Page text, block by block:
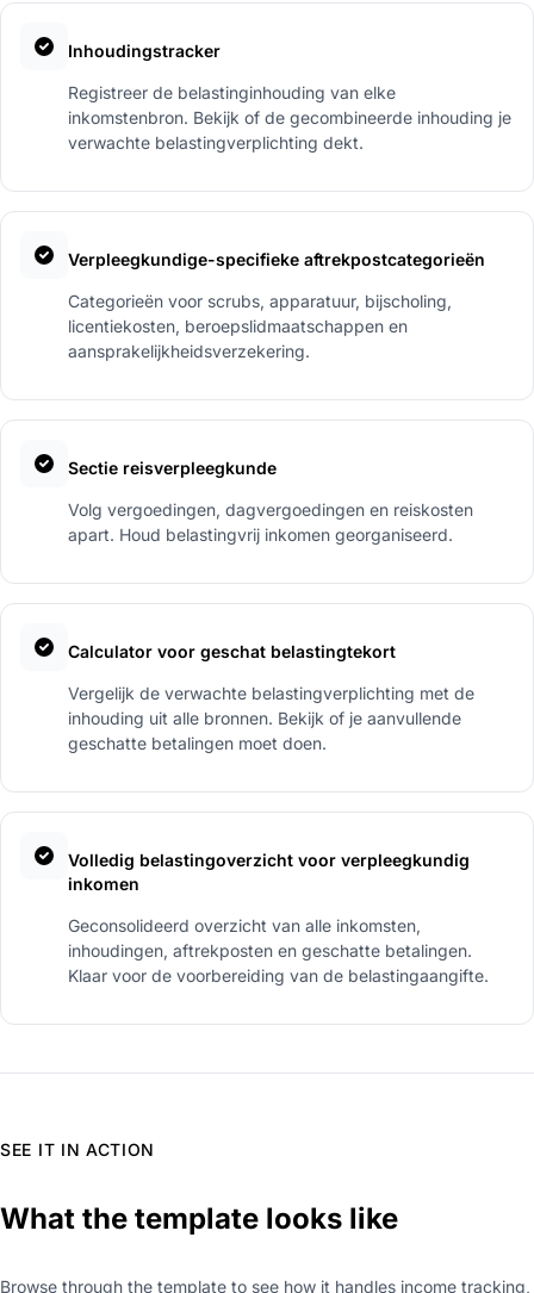
Inhoudingstracker
Registreer de belastinginhouding van elke
inkomstenbron. Bekijk of de gecombineerde inhouding je
verwachte belastingverplichting dekt.
Verpleegkundige-specifieke aftrekpostcategorieën
Categorieën voor scrubs, apparatuur, bijscholing,
licentiekosten, beroepslidmaatschappen en
aansprakelijkheidsverzekering.
Sectie reisverpleegkunde
Volg vergoedingen, dagvergoedingen en reiskosten
apart. Houd belastingvrij inkomen georganiseerd.
Calculator voor geschat belastingtekort
Vergelijk de verwachte belastingverplichting met de
inhouding uit alle bronnen. Bekijk of je aanvullende
geschatte betalingen moet doen.
Volledig belastingoverzicht voor verpleegkundig
inkomen
Geconsolideerd overzicht van alle inkomsten,
inhoudingen, aftrekposten en geschatte betalingen.
Klaar voor de voorbereiding van de belastingaangifte.
SEE IT IN ACTION
What the template looks like
Browse through the template to see how it handles income tracking,